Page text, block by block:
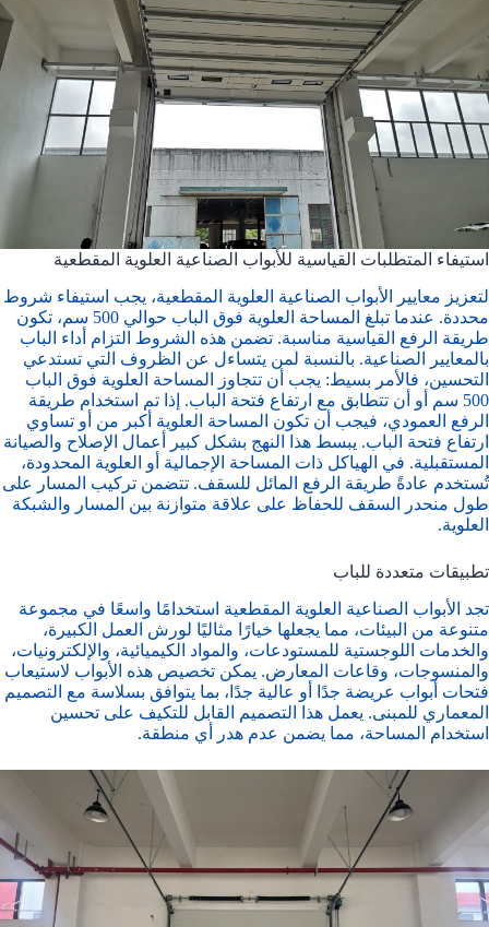
استيفاء المتطلبات القياسية للأبواب الصناعية العلوية المقطعية
لتعزيز معايير الأبواب الصناعية العلوية المقطعية، يجب استيفاء شروط
محددة. عندما تبلغ المساحة العلوية فوق الباب حوالي 500 سم، تكون
طريقة الرفع القياسية مناسبة. تضمن هذه الشروط التزام أداء الباب
بالمعايير الصناعية. بالنسبة لمن يتساءل عن الظروف التي تستدعي
التحسين، فالأمر بسيط: يجب أن تتجاوز المساحة العلوية فوق الباب
500 سم أو أن تتطابق مع ارتفاع فتحة الباب. إذا تم استخدام طريقة
الرفع العمودي، فيجب أن تكون المساحة العلوية أكبر من أو تساوي
ارتفاع فتحة الباب. يبسط هذا النهج بشكل كبير أعمال الإصلاح والصيانة
المستقبلية. في الهياكل ذات المساحة الإجمالية أو العلوية المحدودة،
تُستخدم عادةً طريقة الرفع المائل للسقف. تتضمن تركيب المسار على
طول منحدر السقف للحفاظ على علاقة متوازنة بين المسار والشبكة
العلوية.
تطبيقات متعددة للباب
تجد الأبواب الصناعية العلوية المقطعية استخدامًا واسعًا في مجموعة
متنوعة من البيئات، مما يجعلها خيارًا مثاليًا لورش العمل الكبيرة،
والخدمات اللوجستية للمستودعات، والمواد الكيميائية، والإلكترونيات،
والمنسوجات، وقاعات المعارض. يمكن تخصيص هذه الأبواب لاستيعاب
فتحات أبواب عريضة جدًا أو عالية جدًا، بما يتوافق بسلاسة مع التصميم
المعماري للمبنى. يعمل هذا التصميم القابل للتكيف على تحسين
استخدام المساحة، مما يضمن عدم هدر أي منطقة.